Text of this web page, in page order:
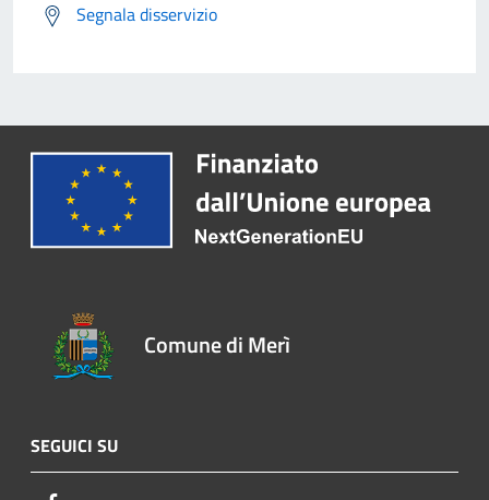
Segnala disservizio
Comune di Merì
SEGUICI SU